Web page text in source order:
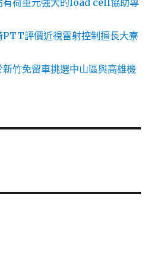
有荷重元強大的load cell協助專
PTT評價近視雷射控制擅長大寮
竹免留車挑選中山區與高雄機